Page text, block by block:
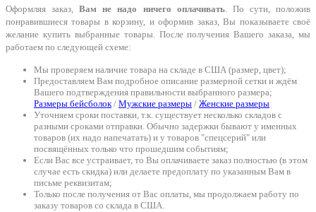
Оформляя заказ,Вам не надо ничего оплачивать. По сути, положив
понравившиеся товары в корзину, и оформив заказ, Вы показываете своё
желание купить выбранные товары. После получения Вашего заказа, мы
работаем по следующей схеме:
Мы проверяем наличие товара на складе в США (размер, цвет);
Предоставляем Вам подробное описание размерной сетки и ждём
Вашего подтверждения правильности выбранного размера;
Размеры бейсболок/ Мужские размеры / Женские размеры
Уточняем сроки поставки, т.к. существует несколько складов с
разными сроками отправки. Обычно задержки бывают у именных
товаров (их надо напечатать) и у товаров "спецсерий" или
посвящённых только что прошедшим событиям;
Если Вас все устраивает, то Вы оплачиваете заказ полностью (в этом
случае есть скидка) или делаете предоплату по указанным Вам в
письме реквизитам;
Только после получения от Вас оплаты, мы продолжаем работу по
заказу товаров со склада в США.